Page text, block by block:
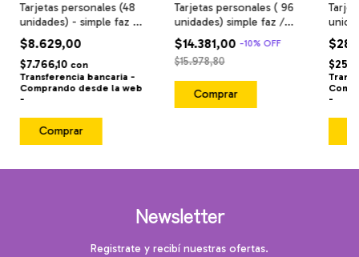
Tarjetas personales (48
unidades) - simple faz /
full color / medida
máxima 9 cm x 5 cm –
$8.629,00
$7.766,10 con
Transferencia bancaria -
Comprando desde la web
-
Comprar
Tarjetas personales ( 96
unidades) simple faz /
full color / medida
máxima 9 cm x 5 cm -
$14.381,00 -10% OFF
$15.978,80
Comprar
full
-
Newsletter
Registrate y recibí nuestras ofertas.